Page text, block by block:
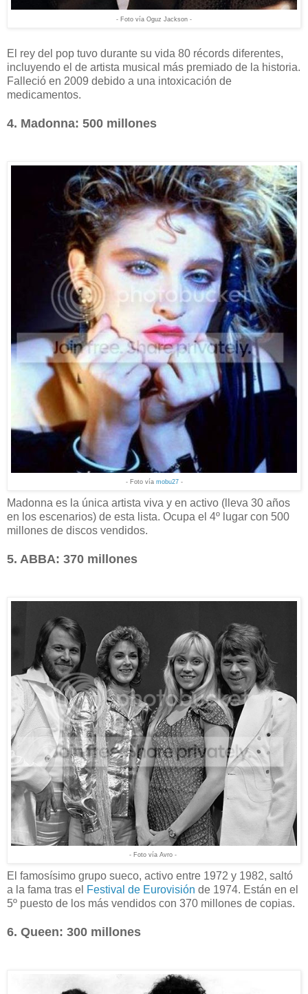
- Foto vía Oguz Jackson -
El rey del pop tuvo durante su vida 80 récords diferentes,
incluyendo el de artista musical más premiado de la historia.
Falleció en 2009 debido a una intoxicación de
medicamentos.
4. Madonna: 500 millones
- Foto vía mobu27 -
Madonna es la única artista viva y en activo (lleva 30 años
en los escenarios) de esta lista. Ocupa el 4º lugar con 500
millones de discos vendidos.
5. ABBA: 370 millones
- Foto vía Avro -
El famosísimo grupo sueco, activo entre 1972 y 1982, saltó
a la fama tras el Festival de Eurovisión de 1974. Están en el
5º puesto de los más vendidos con 370 millones de copias.
6. Queen: 300 millones